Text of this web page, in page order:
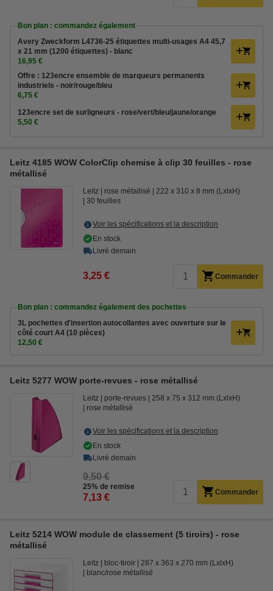
Bon plan : commandez également
Avery Zweckform L4736-25 étiquettes multi-usages A4 45,7
x 21 mm (1200 étiquettes) - blanc
16,95 €
Offre : 123encre ensemble de marqueurs permanents
industriels - noir/rouge/bleu
6,75 €
123encre set de surligneurs - rose/vert/bleu/jaune/orange
5,50 €
Leitz 4185 WOW ColorClip chemise à clip 30 feuilles - rose
métallisé
Leitz rose métallisé
222 x 310 x 8 mm (LxlxH)
30 feuilles
Voir les spécifications et la description
En stock
Livré demain
3,25 € Commander
Bon plan : commandez également des pochettes
3L pochettes d'insertion autocollantes avec ouverture sur le
côté court A4 (10 pièces)
12,50 €
Leitz 5277 WOW porte-revues - rose métallisé
Leitz porte-revues
258 x 75 x 312 mm (LxlxH)
rose métallisé
Voir les spécifications et la description
En stock
Livré demain
9,50 €
25% de remise
7,13 € Commander
Leitz 5214 WOW module de classement (5 tiroirs) - rose
métallisé
Leitz bloc-tiroir
287 x 363 x 270 mm (LxlxH)
blanc/rose métallisé